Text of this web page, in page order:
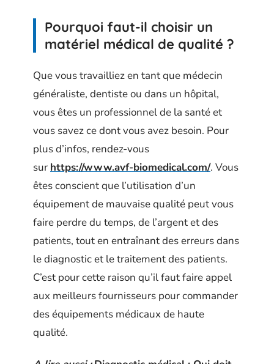
Pourquoi faut-il choisir un
matériel médical de qualité ?
Que vous travailliez en tant que médecin
généraliste, dentiste ou dans un hôpital,
vous êtes un professionnel de la santé et
vous savez ce dont vous avez besoin. Pour
plus d’infos, rendez-vous
sur https://www.avf-biomedical.com/. Vous
êtes conscient que l’utilisation d’un
équipement de mauvaise qualité peut vous
faire perdre du temps, de l’argent et des
patients, tout en entraînant des erreurs dans
le diagnostic et le traitement des patients.
C’est pour cette raison qu’il faut faire appel
aux meilleurs fournisseurs pour commander
des équipements médicaux de haute
qualité.